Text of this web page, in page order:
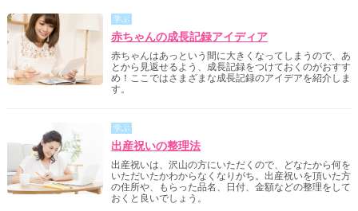
学ぶ
赤ちゃんの成長記録アイディア
赤ちゃんはあっという間に大きくなってしまうので、あ
とから見返せるよう、成長記録をつけておくのがおすす
め！ここではさまざまな成長記録のアイデアを紹介しま
す。
学ぶ
出産祝いの整理法
出産祝いは、沢山の方にいただくので、どなたから何を
いただいたかわからなくなりがち。出産祝いを頂いた方
の住所や、もらった品名、日付、金額などの整理をして
おくと良いでしょう。